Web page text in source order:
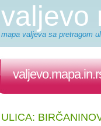
valjevo
mapa valjeva sa pretragom
ULICA: